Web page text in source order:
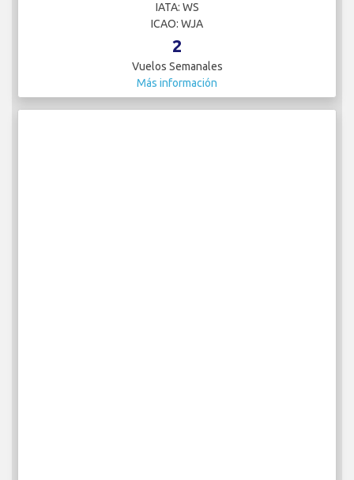
IATA: WS
ICAO: WJA
2
Vuelos Semanales
Más información